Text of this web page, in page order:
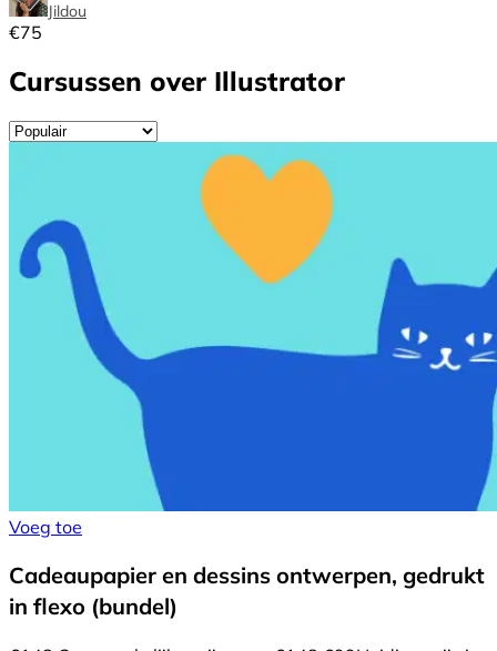
Jildou
€75
Cursussen over Illustrator
Voeg toe
Cadeaupapier en dessins ontwerpen, gedrukt
in flexo (bundel)